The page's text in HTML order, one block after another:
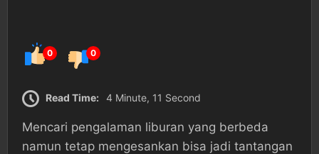
0 0
Read Time: 4 Minute, 11 Second
Mencari pengalaman liburan yang berbeda
namun tetap mengesankan bisa jadi tantangan